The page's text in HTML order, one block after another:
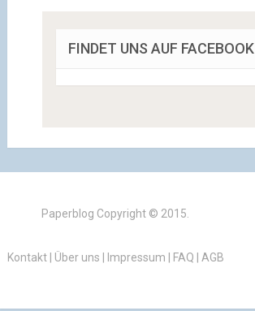
FINDET UNS AUF FACEBOOK
Paperblog Copyright © 2015.
Kontakt| Über uns Impressum FAQ AGB